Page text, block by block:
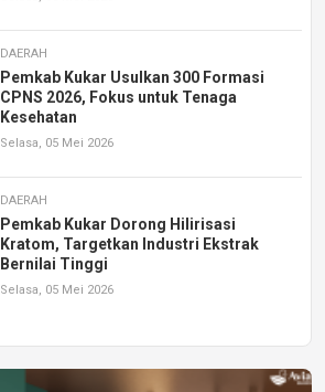
DAERAH
Pemkab Kukar Usulkan 300 Formasi
CPNS 2026, Fokus untuk Tenaga
Kesehatan
Selasa, 05 Mei 2026
DAERAH
Pemkab Kukar Dorong Hilirisasi
Kratom, Targetkan Industri Ekstrak
Bernilai Tinggi
Selasa, 05 Mei 2026